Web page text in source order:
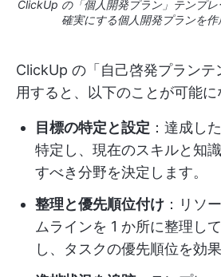
ClickUp の「個人開発プラン」テンプ
確実にする個人開発プランを作
ClickUp の「自己啓発プランテ
用すると、以下のことが可能に
目標の特定と設定 ：達成し
特定し、現在のスキルと知
すべき分野を決定します。
整理と優先順位付け ：リソ
ムラインを 1 か所に整理し
し、タスクの優先順位を効